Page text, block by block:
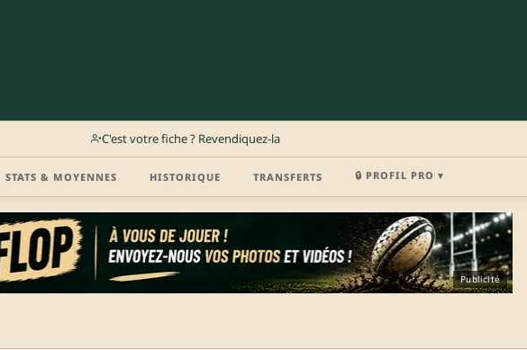
C'est votre fiche ? Revendiquez-la
STATS & MOYENNES HISTORIQUE TRANSFERTS 🔒 PROFIL PRO ▾
Publicité